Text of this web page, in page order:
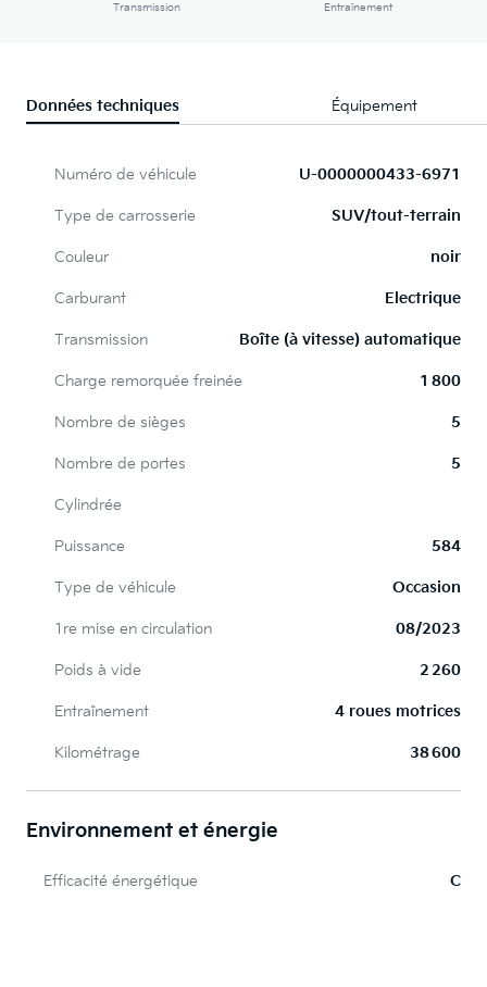
Transmission
Entraînement
Données techniques Équipement
Numéro de véhicule U-0000000433-6971
Type de carrosserie SUV/tout-terrain
Couleur noir
Carburant Electrique
Transmission Boîte (à vitesse) automatique
Charge remorquée freinée 1 800
Nombre de sièges 5
Nombre de portes 5
Cylindrée
Puissance 584
Type de véhicule Occasion
1re mise en circulation 08/2023
Poids à vide 2 260
Entraînement 4 roues motrices
Kilométrage 38 600
Environnement et énergie
Efficacité énergétique C